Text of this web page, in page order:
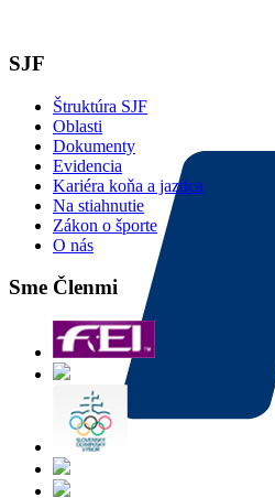
SJF
Štruktúra SJF
Oblasti
Dokumenty
Evidencia
Kariéra koňa a jazdca
Na stiahnutie
Zákon o športe
O nás
Sme Členmi